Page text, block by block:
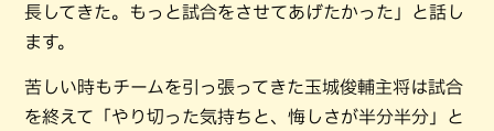
長してきた。もっと試合をさせてあげたかった」と話し
ます。
苦しい時もチームを引っ張ってきた玉城俊輔主将は試合
を終えて「やり切った気持ちと、悔しさが半分半分」と